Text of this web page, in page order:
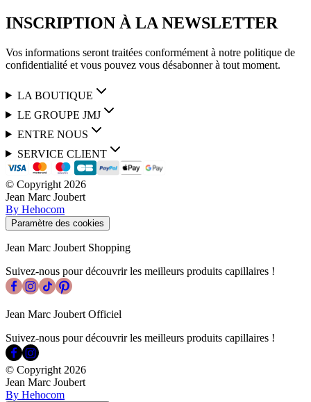
INSCRIPTION À LA NEWSLETTER
Vos informations seront traitées conformément à notre politique de
confidentialité et vous pouvez vous désabonner à tout moment.
LA BOUTIQUE
LE GROUPE JMJ
ENTRE NOUS
SERVICE CLIENT
© Copyright 2026
Jean Marc Joubert
By Hehocom
Paramètre des cookies
Jean Marc Joubert Shopping
Suivez-nous pour découvrir les meilleurs produits capillaires !
Jean Marc Joubert Officiel
Suivez-nous pour découvrir les meilleurs produits capillaires !
© Copyright 2026
Jean Marc Joubert
By Hehocom